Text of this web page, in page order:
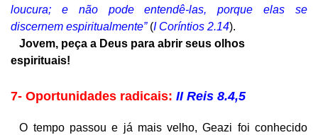
loucura; e não pode entendê-las, porque elas se
discernem espiritualmente”(I Coríntios 2.14).
Jovem, peça a Deus para abrir seus olhos
espirituais!
7- Oportunidades radicais: II Reis 8.4,5
O tempo passou e já mais velho, Geazi foi conhecido